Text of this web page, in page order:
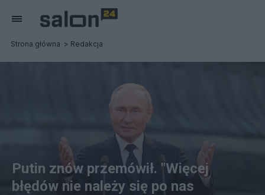
Strona główna Redakcja
Putin znów przemówił. "Więcej
błędów nie należy się po nas